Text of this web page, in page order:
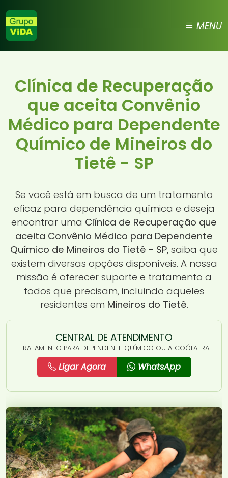
MENU
Clínica de Recuperação
que aceita Convênio
Médico para Dependente
Químico de Mineiros do
Tietê - SP
Se você está em busca de um tratamento
eficaz para dependência química e deseja
encontrar uma Clínica de Recuperação que
aceita Convênio Médico para Dependente
Químico de Mineiros do Tietê - SP, saiba que
existem diversas opções disponíveis. A nossa
missão é oferecer suporte e tratamento a
todos que precisam, incluindo aqueles
residentes em Mineiros do Tietê.
CENTRAL DE ATENDIMENTO
TRATAMENTO PARA DEPENDENTE QUÍMICO OU ALCOÓLATRA
Ligar Agora WhatsApp